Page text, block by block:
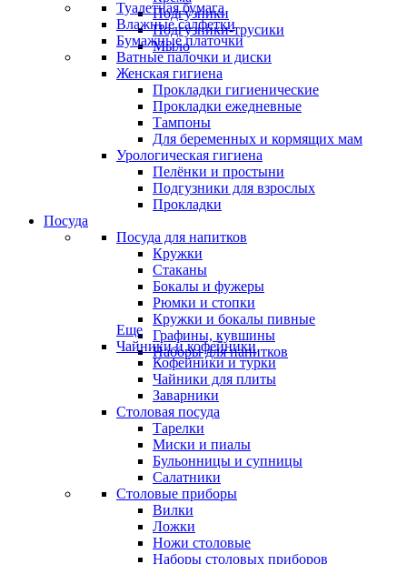
Подгузники
Подгузники-трусики
Мыло
Туалетная бумага
Влажные салфетки
Бумажные платочки
Ватные палочки и диски
Женская гигиена
Прокладки гигиенические
Прокладки ежедневные
Тампоны
Для беременных и кормящих мам
Урологическая гигиена
Пелёнки и простыни
Подгузники для взрослых
Прокладки
Посуда
Посуда для напитков
Кружки
Стаканы
Бокалы и фужеры
Рюмки и стопки
Кружки и бокалы пивные
Графины, кувшины
Наборы для напитков
Еще
Чайники и кофейники
Кофейники и турки
Чайники для плиты
Заварники
Столовая посуда
Тарелки
Миски и пиалы
Бульонницы и супницы
Салатники
Столовые приборы
Вилки
Ложки
Ножи столовые
Наборы столовых приборов